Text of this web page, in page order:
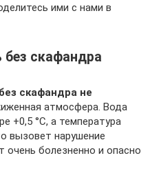
ими с нами в
скафандра
скафандра не
атмосфера. Вода
+0,5 °C, а температура
вызовет нарушение
болезненно и опасно